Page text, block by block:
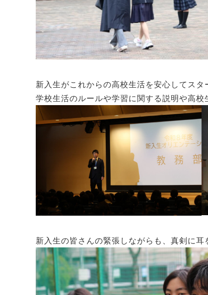
新入生がこれからの高校生活を安心してスタ
学校生活のルールや学習に関する説明や高
新入生の皆さんの緊張しながらも、真剣に耳